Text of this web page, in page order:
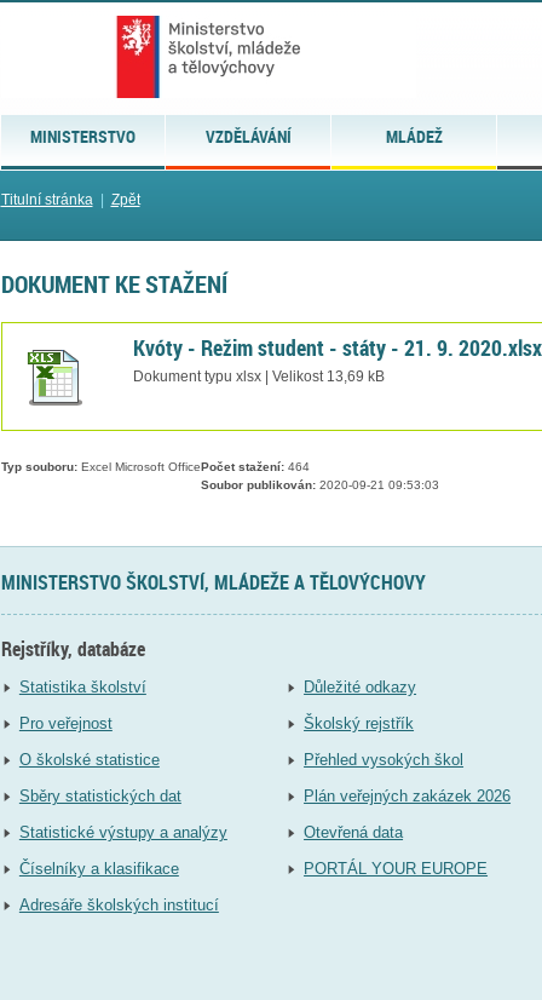
MINISTERSTVO VZDĚLÁVÁNÍ MLÁDEŽ
Titulní stránka| Zpět
DOKUMENT KE STAŽENÍ
Kvóty - Režim student - státy - 21. 9. 2020.xlsx
Dokument typu xlsx | Velikost 13,69 kB
Typ souboru:Excel Microsoft Office Počet stažení:464
Soubor publikován:2020-09-21 09:53:03
MINISTERSTVO ŠKOLSTVÍ, MLÁDEŽE A TĚLOVÝCHOVY
Rejstříky, databáze
Statistika školství
Pro veřejnost
O školské statistice
Sběry statistických dat
Statistické výstupy a analýzy
Číselníky a klasifikace
Adresáře školských institucí
Důležité odkazy
Školský rejstřík
Přehled vysokých škol
Plán veřejných zakázek 2026
Otevřená data
PORTÁL YOUR EUROPE